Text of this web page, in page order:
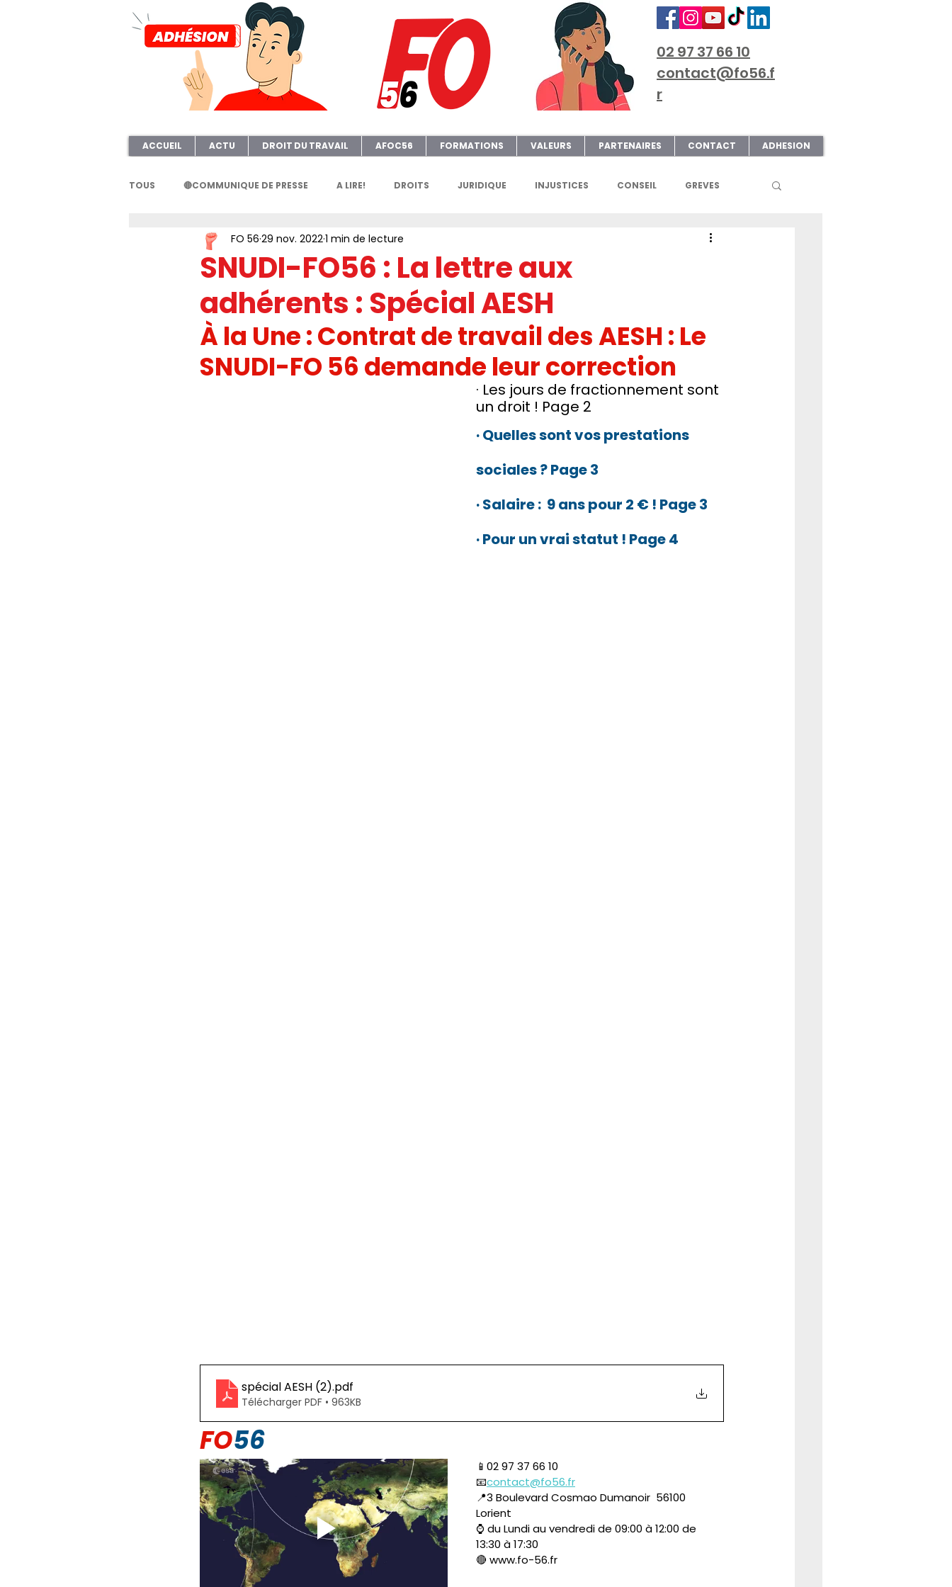
02 97 37 66 10
contact@fo56.f
r
ACCUEIL ACTU DROIT DU TRAVAIL AFOC56 FORMATIONS VALEURS PARTENAIRES CONTACT ADHESION
TOUS 🔴COMMUNIQUE DE PRESSE A LIRE! DROITS JURIDIQUE INJUSTICES CONSEIL GREVES
FORMATION AFOC56 AGENDA FGTAFO ART & CULTURE
ELECTION TPE Questionnaire AFOC Sondage Dates Formations Syndicales
JOURNAL FO56 SERVICE PUBLIC PRESSE JOURNAL FO56
SNUDI-FO56 : La lettre aux
adhérents : Spécial AESH
FO 56 29 nov. 20221 min de lecture
À la Une : Contrat de travail des AESH : Le
SNUDI-FO 56 demande leur correction
· Les jours de fractionnement sont
un droit ! Page 2
· Quelles sont vos prestations
sociales ? Page 3
· Salaire :  9 ans pour 2 € ! Page 3
· Pour un vrai statut ! Page 4
spécial AESH (2).pdf
Télécharger PDF • 963KB
FO56
📱02 97 37 66 10
📧contact@fo56.fr
📍3 Boulevard Cosmao Dumanoir  56100
Lorient
⌚ du Lundi au vendredi de 09:00 à 12:00 de
13:30 à 17:30
🔴 www.fo-56.fr